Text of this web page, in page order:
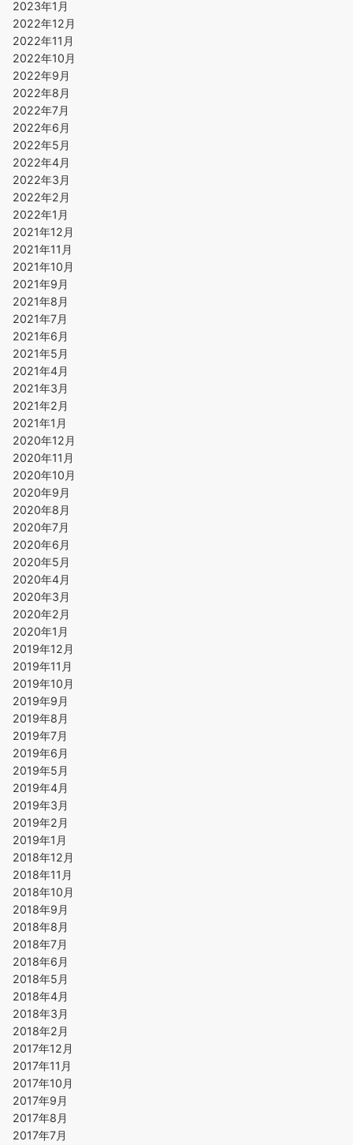
2023年1月
2022年12月
2022年11月
2022年10月
2022年9月
2022年8月
2022年7月
2022年6月
2022年5月
2022年4月
2022年3月
2022年2月
2022年1月
2021年12月
2021年11月
2021年10月
2021年9月
2021年8月
2021年7月
2021年6月
2021年5月
2021年4月
2021年3月
2021年2月
2021年1月
2020年12月
2020年11月
2020年10月
2020年9月
2020年8月
2020年7月
2020年6月
2020年5月
2020年4月
2020年3月
2020年2月
2020年1月
2019年12月
2019年11月
2019年10月
2019年9月
2019年8月
2019年7月
2019年6月
2019年5月
2019年4月
2019年3月
2019年2月
2019年1月
2018年12月
2018年11月
2018年10月
2018年9月
2018年8月
2018年7月
2018年6月
2018年5月
2018年4月
2018年3月
2018年2月
2017年12月
2017年11月
2017年10月
2017年9月
2017年8月
2017年7月